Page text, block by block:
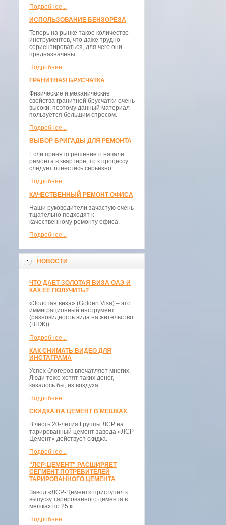
Подробнее...
ИСПОЛЬЗОВАНИЕ БЕНЗОРЕЗА
Теперь на рынке такое количество
инструментов, что даже трудно
сориентироваться, для чего они
предназначены.
Подробнее...
ГРАНИТНАЯ БРУСЧАТКА
Физические и механические
свойства гранитной брусчатки очень
высоки, поэтому данный материал
пользуется большим спросом.
Подробнее...
ВЫБОР БРИГАДЫ ДЛЯ РЕМОНТА
Если принято решение о начале
ремонта в квартире, то к процессу
следует отнестись серьезно.
Подробнее...
КАЧЕСТВЕННЫЙ РЕМОНТ ОФИСА
Наши руководители зачастую очень
тщательно подходят к
качественному ремонту офиса.
Подробнее...
НОВОСТИ
ЧТО ДАЕТ ЗОЛОТАЯ ВИЗА ОАЭ И
КАК ЕЕ ПОЛУЧИТЬ?
«Золотая виза» (Golden Visa) – это
иммиграционный инструмент
(разновидность вида на жительство
(ВНЖ))
Подробнее...
КАК СНИМАТЬ ВИДЕО ДЛЯ
ИНСТАГРАМА
Успех блогеров впечатляет многих.
Люди тоже хотят таких денег,
казалось бы, из воздуха.
Подробнее...
СКИДКА НА ЦЕМЕНТ В МЕШКАХ
В честь 20-летия Группы ЛСР на
тарированный цемент завода «ЛСР-
Цемент» действует скидка.
Подробнее...
"ЛСР-ЦЕМЕНТ" РАСШИРЯЕТ
СЕГМЕНТ ПОТРЕБИТЕЛЕЙ
ТАРИРОВАННОГО ЦЕМЕНТА
Завод «ЛСР-Цемент» приступил к
выпуску тарированного цемента в
мешках по 25 кг.
Подробнее...